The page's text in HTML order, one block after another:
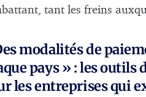
tant les freins
modalités de
pays » : les outils
les entreprises qui